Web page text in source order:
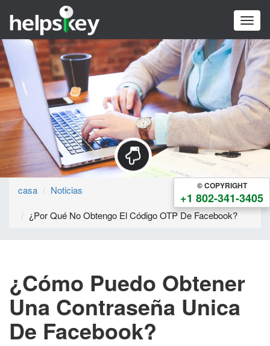
© COPYRIGHT
+1 802-341-3405
casa
Noticias
¿Por Qué No Obtengo El Código OTP De Facebook?
¿Cómo Puedo Obtener
Una Contraseña Unica
De Facebook?